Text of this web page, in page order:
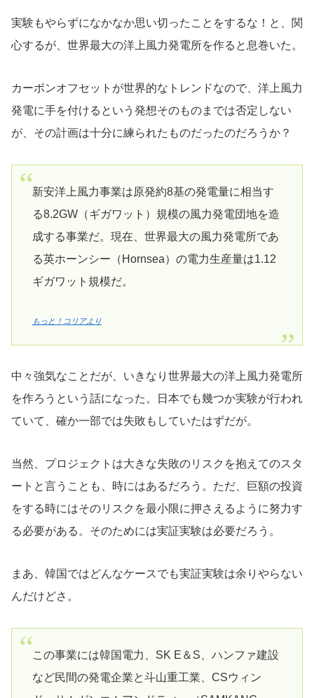
実験もやらずになかなか思い切ったことをするな！と、関
心するが、世界最大の洋上風力発電所を作ると息巻いた。
カーボンオフセットが世界的なトレンドなので、洋上風力
発電に手を付けるという発想そのものまでは否定しない
が、その計画は十分に練られたものだったのだろうか？
新安洋上風力事業は原発約8基の発電量に相当す
る8.2GW（ギガワット）規模の風力発電団地を造
成する事業だ。現在、世界最大の風力発電所であ
る英ホーンシー（Hornsea）の電力生産量は1.12
ギガワット規模だ。
もっと！コリアより
中々強気なことだが、いきなり世界最大の洋上風力発電所
を作ろうという話になった。日本でも幾つか実験が行われ
ていて、確か一部では失敗もしていたはずだが。
当然、プロジェクトは大きな失敗のリスクを抱えてのスタ
ートと言うことも、時にはあるだろう。ただ、巨額の投資
をする時にはそのリスクを最小限に押さえるように努力す
る必要がある。そのためには実証実験は必要だろう。
まあ、韓国ではどんなケースでも実証実験は余りやらない
んだけどさ。
この事業には韓国電力、SK E＆S、ハンファ建設
など民間の発電企業と斗山重工業、CSウィン